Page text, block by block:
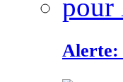
Alerte: